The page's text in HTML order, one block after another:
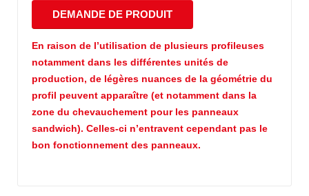
En raison de l’utilisation de plusieurs profileuses
notamment dans les différentes unités de
production, de légères nuances de la géométrie du
profil peuvent apparaître (et notamment dans la
zone du chevauchement pour les panneaux
sandwich). Celles-ci n’entravent cependant pas le
bon fonctionnement des panneaux.